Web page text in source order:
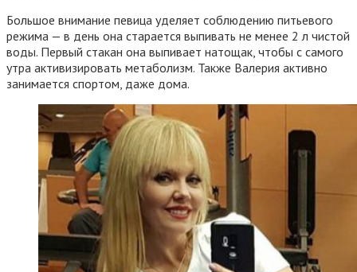
Большое внимание певица уделяет соблюдению питьевого
режима — в день она старается выпивать не менее 2 л чистой
воды. Первый стакан она выпивает натощак, чтобы с самого
утра активизировать метаболизм. Также Валерия активно
занимается спортом, даже дома.